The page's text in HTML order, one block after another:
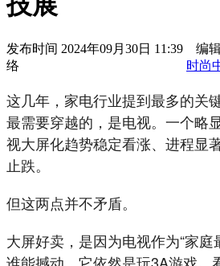
发布时间 2024年09月30日 11:39 编
络
时尚
这几年，家电行业提到最多的关
最需要穿越的，是电视。一个略
视大屏化趋势稳定看涨、进程显
止跌。
但这两点并不矛盾。
大屏好卖，是因为电视作为“家庭